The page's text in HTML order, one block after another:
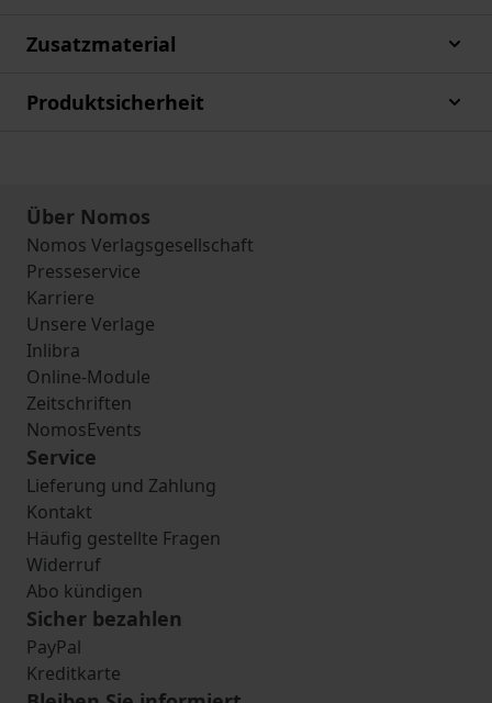
Zusatzmaterial
Produktsicherheit
Über Nomos
Nomos Verlagsgesellschaft
Presseservice
Karriere
Unsere Verlage
Inlibra
Online-Module
Zeitschriften
NomosEvents
Service
Lieferung und Zahlung
Kontakt
Häufig gestellte Fragen
Widerruf
Abo kündigen
Sicher bezahlen
PayPal
Kreditkarte